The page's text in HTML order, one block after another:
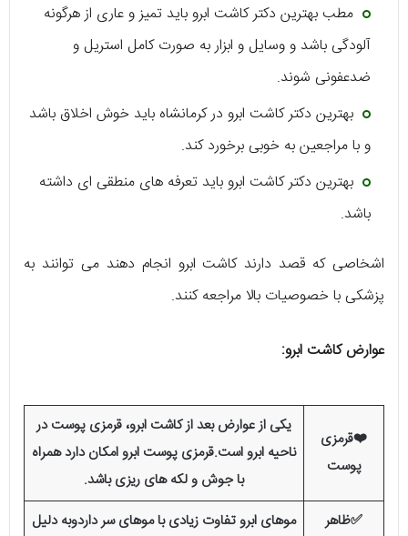
مطب بهترین دکتر کاشت ابرو باید تمیز و عاری از هرگونه
آلودگی باشد و وسایل و ابزار به صورت کامل استریل و
ضدعفونی شوند.
بهترین دکتر کاشت ابرو در کرمانشاه باید خوش اخلاق باشد
و با مراجعین به خوبی برخورد کند.
بهترین دکتر کاشت ابرو باید تعرفه های منطقی ای داشته
باشد.
اشخاصی که قصد دارند کاشت ابرو انجام دهند می توانند به
پزشکی با خصوصیات بالا مراجعه کنند.
عوارض کاشت ابرو:
❤️قرمزی
پوست
یکی از عوارض بعد از کاشت ابرو، قرمزی پوست در
ناحیه ابرو است.قرمزی پوست ابرو امکان دارد همراه
با جوش و لکه های ریزی باشد.
✅ظاهر
موهای ابرو تفاوت زیادی با موهای سر داردوبه دلیل